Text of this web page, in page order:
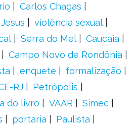
Carlos Chagas
violência sexual
Serra do Mel
Caucaia
Campo Novo de Rondônia
enquete
formalização
RJ
Petrópolis
do livro VAAR
Simec
portaria
Paulista